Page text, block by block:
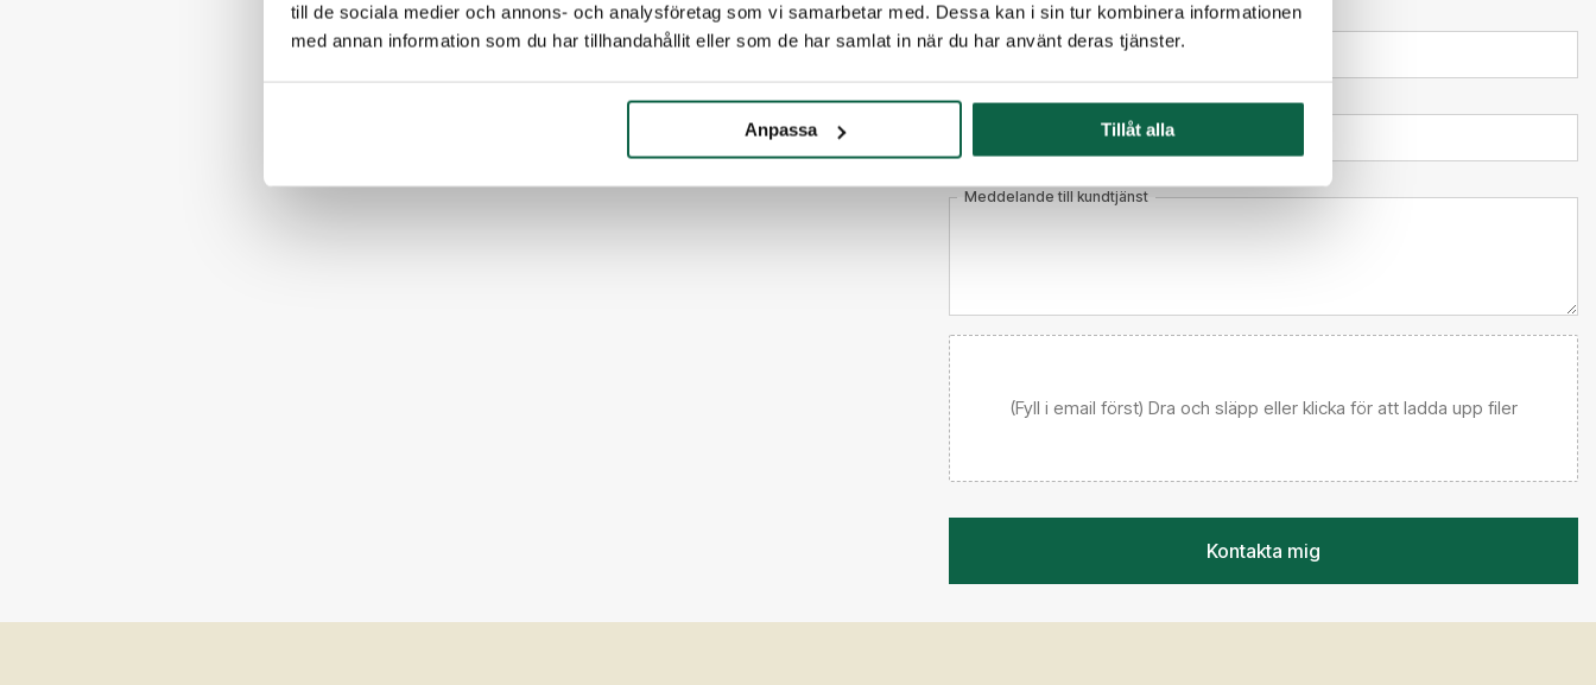
till de sociala medier och annons- och analysföretag som vi samarbetar med. Dessa kan i sin tur kombinera informationen
med annan information som du har tillhandahållit eller som de har samlat in när du har använt deras tjänster.
Anpassa Tillåt alla
E-post
Meddelande till kundtjänst
(Fyll i email först) Dra och släpp eller klicka för att ladda upp filer
Kontakta mig